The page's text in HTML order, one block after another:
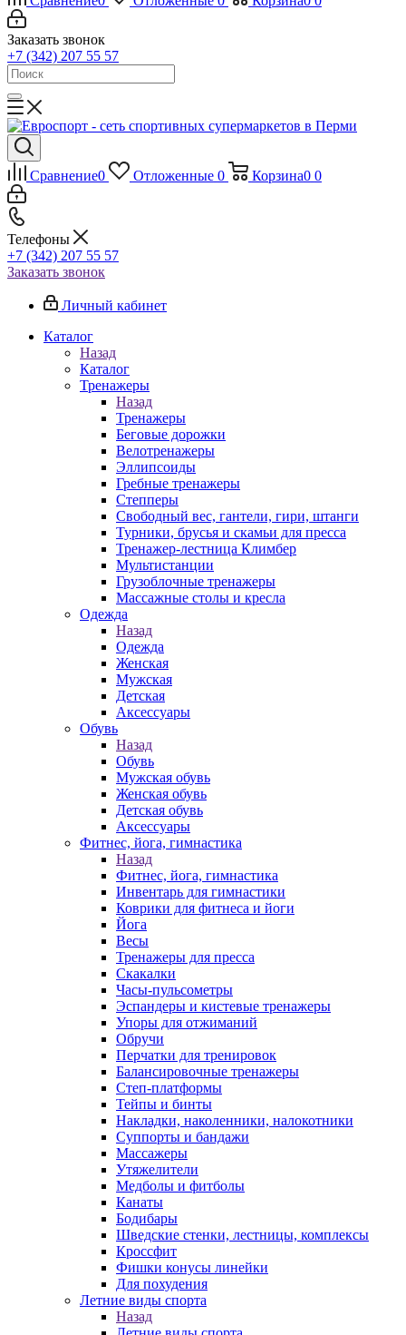
Заказать звонок
+7 (342) 207 55 57
Сравнение0 Отложенные 0 Корзина0 0
Телефоны
+7 (342) 207 55 57
Заказать звонок
Личный кабинет
Каталог
Назад
Каталог
Тренажеры
Назад
Тренажеры
Беговые дорожки
Велотренажеры
Эллипсоиды
Гребные тренажеры
Степперы
Свободный вес, гантели, гири, штанги
Турники, брусья и скамьи для пресса
Тренажер-лестница Климбер
Мультистанции
Грузоблочные тренажеры
Массажные столы и кресла
Одежда
Назад
Одежда
Женская
Мужская
Детская
Аксессуары
Обувь
Назад
Обувь
Мужская обувь
Женская обувь
Детская обувь
Аксессуары
Фитнес, йога, гимнастика
Назад
Фитнес, йога, гимнастика
Инвентарь для гимнастики
Коврики для фитнеса и йоги
Йога
Весы
Тренажеры для пресса
Скакалки
Часы-пульсометры
Эспандеры и кистевые тренажеры
Упоры для отжиманий
Обручи
Перчатки для тренировок
Балансировочные тренажеры
Степ-платформы
Тейпы и бинты
Накладки, наколенники, налокотники
Суппорты и бандажи
Массажеры
Утяжелители
Медболы и фитболы
Канаты
Бодибары
Шведские стенки, лестницы, комплексы
Кроссфит
Фишки конусы линейки
Для похудения
Летние виды спорта
Назад